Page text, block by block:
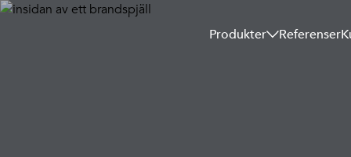
Produkter Referenser